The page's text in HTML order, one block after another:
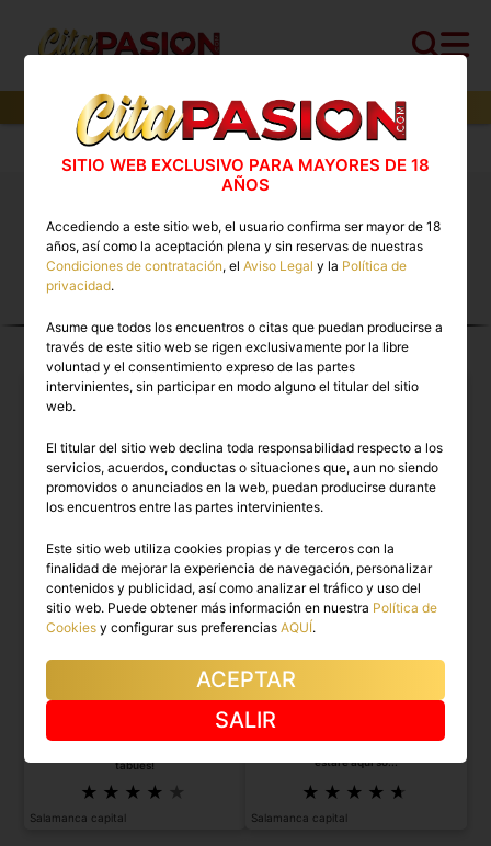
perfiles,2perfiles verificados y1con video
Cita PASION.COM
>Travestis >Salamanca
Travestis Salamanca 🔥 Escorts trans con vídeos
reales disponibles ahora
SALAMANCA
tabúes!
Salamanca capital
LUANNA
estaré aquí so...
Salamanca capital
SITIO WEB EXCLUSIVO PARA MAYORES DE 18
AÑOS
Accediendo a este sitio web, el usuario confirma ser mayor de 18
años, así como la aceptación plena y sin reservas de nuestras
Condiciones de contratación, elAviso Legal y la Política de
privacidad.
Asume que todos los encuentros o citas que puedan producirse a
través de este sitio web se rigen exclusivamente por la libre
voluntad y el consentimiento expreso de las partes
intervinientes, sin participar en modo alguno el titular del sitio
web.
El titular del sitio web declina toda responsabilidad respecto a los
servicios, acuerdos, conductas o situaciones que, aun no siendo
promovidos o anunciados en la web, puedan producirse durante
los encuentros entre las partes intervinientes.
Este sitio web utiliza cookies propias y de terceros con la
finalidad de mejorar la experiencia de navegación, personalizar
contenidos y publicidad, así como analizar el tráfico y uso del
sitio web. Puede obtener más información en nuestra Política de
Cookies y configurar sus preferenciasAQUÍ.
ACEPTAR
SALIR